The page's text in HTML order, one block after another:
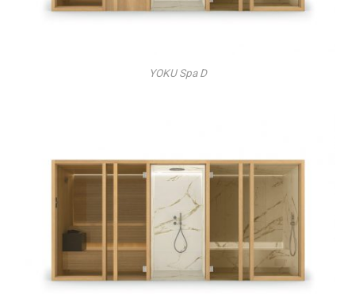
YOKU Spa D